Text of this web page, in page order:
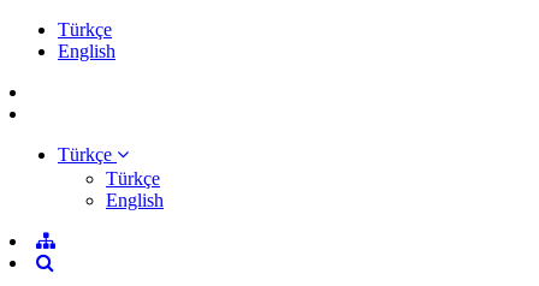
Türkçe
English
Türkçe
Türkçe
English